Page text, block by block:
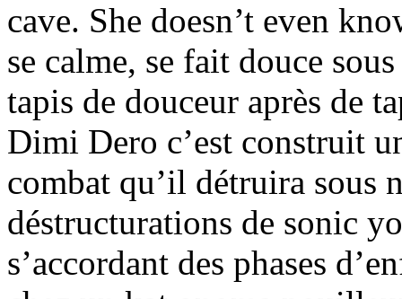
cave. She doesn’t even
se calme, se fait douce
tapis de douceur après de
Dimi Dero c’est construit
combat qu’il détruira sous
déstructurations de sonic
s’accordant des phases